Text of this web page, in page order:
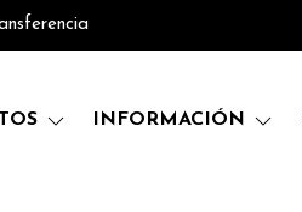
INFORMACIÓN